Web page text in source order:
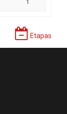
1
Etapas